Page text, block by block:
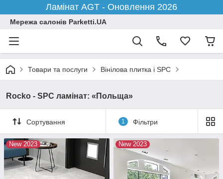
Ламінат AGT - Оновлення 2026
Мережа салонів Parketti.UA
Товари та послуги Вінілова плитка і SPC
Rocko - SPC ламінат: «Польща»
Сортування 1 Фільтри
New 2023 New 2023